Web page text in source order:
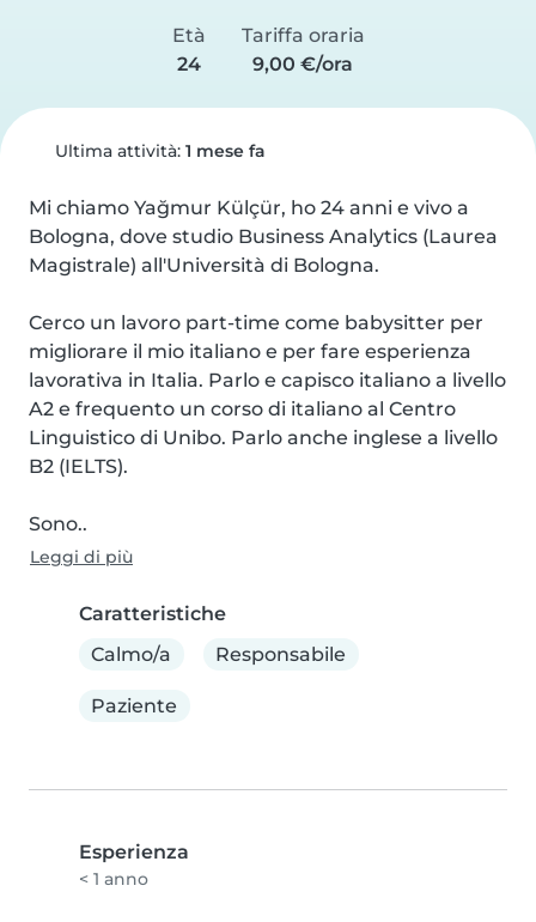
Età
24
Tariffa oraria
9,00 €/ora
Ultima attività: 1 mese fa
Mi chiamo Yağmur Külçür, ho 24 anni e vivo a
Bologna, dove studio Business Analytics (Laurea
Magistrale) all'Università di Bologna.
Cerco un lavoro part-time come babysitter per
migliorare il mio italiano e per fare esperienza
lavorativa in Italia. Parlo e capisco italiano a livello
A2 e frequento un corso di italiano al Centro
Linguistico di Unibo. Parlo anche inglese a livello
B2 (IELTS).
Sono..
Leggi di più
Caratteristiche
Calmo/a
Responsabile
Paziente
Esperienza
< 1 anno